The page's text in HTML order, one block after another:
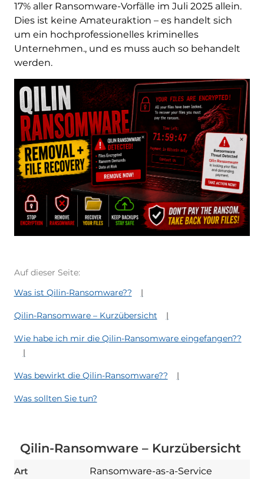
17% aller Ransomware-Vorfälle im Juli 2025 allein.
Dies ist keine Amateuraktion – es handelt sich
um ein hochprofessionelles kriminelles
Unternehmen., und es muss auch so behandelt
werden.
Auf dieser Seite:
Was ist Qilin-Ransomware??
Qilin-Ransomware – Kurzübersicht
Wie habe ich mir die Qilin-Ransomware eingefangen??
Was bewirkt die Qilin-Ransomware??
Was sollten Sie tun?
Qilin-Ransomware – Kurzübersicht
Art
Ransomware-as-a-Service